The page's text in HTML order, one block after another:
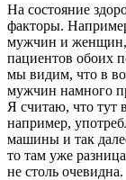
На состояние
факторы.
мужчин и женщин,
пациентов обоих
мы видим, что в
мужчин намного
Я считаю, что тут
например,
машины и так
то там уже
не столь очевидна.